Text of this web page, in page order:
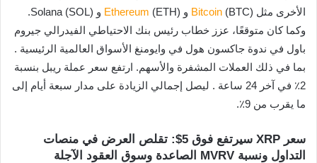
الأخرى مثل
Bitcoin (BTC) و Ethereum
(ETH) و Solana (SOL).
وكما كان متوقعًا، عزز خطاب رئيس بنك الاحتياطي الفيدرالي جيروم
باول في ندوة جاكسون هول في وايومنغ الأسواق العالمية الرئيسية .
بما في ذلك العملات المشفرة والأسهم. ارتفع سعر عملة ريبل بنسبة
2٪ في آخر 24 ساعة . ليصل إجمالي الزيادة على مدار سبعة أيام إلى
ما يقرب من 9٪.
سعر XRP سيرتفع فوق 5$: تقلص العرض في منصات
التداول ونسبة MVRV الصاعدة وسوق العقود الآجلة